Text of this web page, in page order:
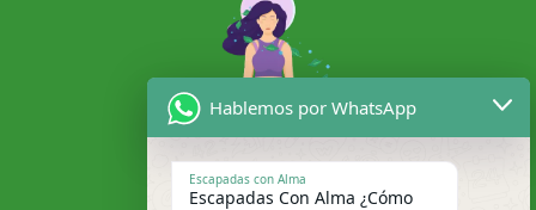
Hablemos por WhatsApp
Escapadas con Alma
Escapadas Con Alma ¿Cómo